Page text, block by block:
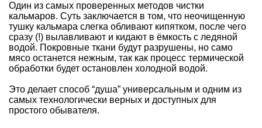
Один из самых проверенных методов чистки
кальмаров. Суть заключается в том, что неочищенную
тушку кальмара слегка обливают кипятком, после чего
сразу (!) вылавливают и кидают в ёмкость с ледяной
водой. Покровные ткани будут разрушены, но само
мясо останется нежным, так как процесс термической
обработки будет остановлен холодной водой.
Это делает способ “душа” универсальным и одним из
самых технологически верных и доступных для
простого обывателя.